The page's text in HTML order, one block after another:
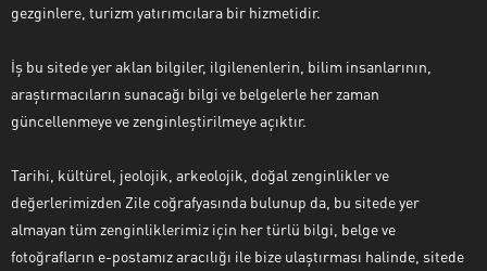
gezginlere, turizm yatırımcılara bir hizmetidir.
İş bu sitede yer aklan bilgiler, ilgilenenlerin, bilim insanlarının,
araştırmacıların sunacağı bilgi ve belgelerle her zaman
güncellenmeye ve zenginleştirilmeye açıktır.
Tarihi, kültürel, jeolojik, arkeolojik, doğal zenginlikler ve
değerlerimizden Zile coğrafyasında bulunup da, bu sitede yer
almayan tüm zenginliklerimiz için her türlü bilgi, belge ve
fotoğrafların e-postamız aracılığı ile bize ulaştırması halinde, sitede